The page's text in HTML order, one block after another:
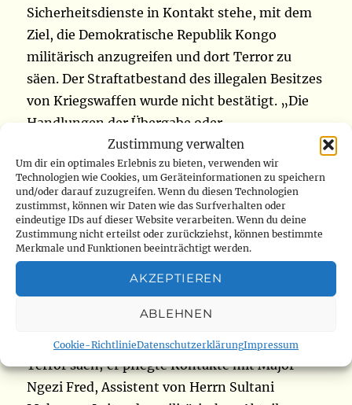
Zustimmung verwalten
Um dir ein optimales Erlebnis zu bieten, verwenden wir
Technologien wie Cookies, um Geräteinformationen zu speichern
und/oder darauf zuzugreifen. Wenn du diesen Technologien
zustimmst, können wir Daten wie das Surfverhalten oder
eindeutige IDs auf dieser Website verarbeiten. Wenn du deine
Zustimmung nicht erteilst oder zurückziehst, können bestimmte
Merkmale und Funktionen beeinträchtigt werden.
AKZEPTIEREN
ABLEHNEN
Cookie-RichtlinieDatenschutzerklärungImpressum
Sicherheitsdienste in Kontakt stehe, mit dem
Ziel, die Demokratische Republik Kongo
militärisch anzugreifen und dort Terror zu
säen. Der Straftatbestand des illegalen Besitzes
von Kriegswaffen wurde nicht bestätigt. „Die
Handlungen der Übergabe oder
Zugänglichmachung von Dokumenten oder
Gegenständen oder Dateien an eine
ausländische Macht, eine ausländische
Organisation oder deren
Geheimdienstagenten, deren Ausbeutung den
Grundinteressen der Nation schaden soll, in
Kenntnis der Entschlossenheit der zivilen und
militärischen Behörden der ruandischen Armee
und der M23 soll in der Demokratischen
Republik Kongo militärisch angreifen und
Terror säen; er pflegte Kontakte mit Major
Ngezi Fred, Assistent von Herrn Sultani